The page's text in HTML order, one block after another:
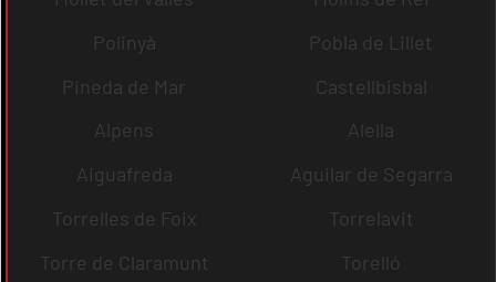
Polinyà
Pobla de Lillet
Pineda de Mar
Castellbisbal
Alpens
Alella
Aiguafreda
Aguilar de Segarra
Torrelles de Foix
Torrelavit
Torre de Claramunt
Torelló